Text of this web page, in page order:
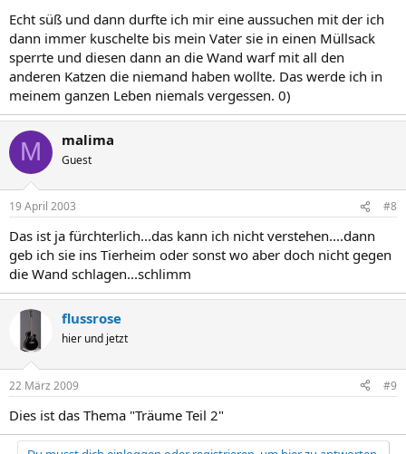
Echt süß und dann durfte ich mir eine aussuchen mit der ich
dann immer kuschelte bis mein Vater sie in einen Müllsack
sperrte und diesen dann an die Wand warf mit all den
anderen Katzen die niemand haben wollte. Das werde ich in
meinem ganzen Leben niemals vergessen. 0)
M malima
Guest
19 April 2003 #8
Das ist ja fürchterlich...das kann ich nicht verstehen....dann
geb ich sie ins Tierheim oder sonst wo aber doch nicht gegen
die Wand schlagen...schlimm
flussrose
hier und jetzt
22 März 2009 #9
Dies ist das Thema "Träume Teil 2"